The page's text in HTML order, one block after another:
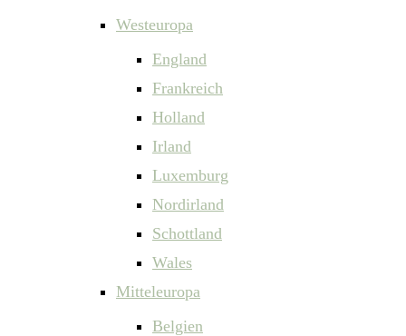
Westeuropa
England
Frankreich
Holland
Irland
Luxemburg
Nordirland
Schottland
Wales
Mitteleuropa
Belgien